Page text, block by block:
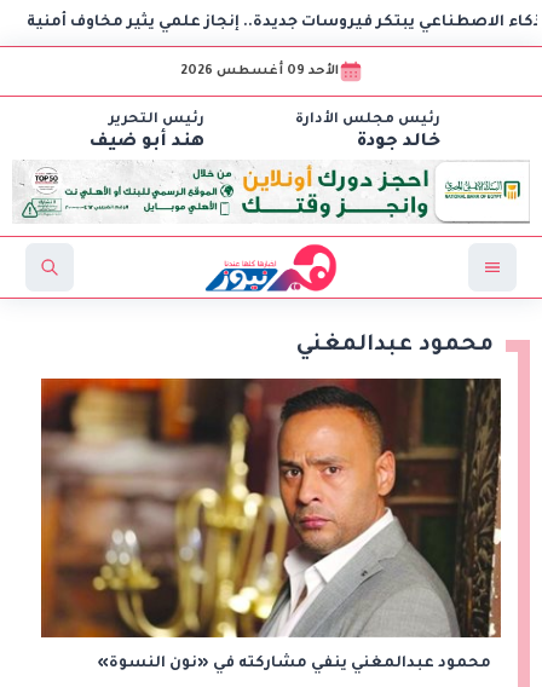
يبتكر فيروسات جديدة.. إنجاز علمي يثير مخاوف أمنية
الأحد 09 أغسطس 2026
رئيس مجلس الأدارة
خالد جودة
رئيس التحرير
هند أبو ضيف
محمود عبدالمغني
محمود عبدالمغني ينفي مشاركته في «نون النسوة»